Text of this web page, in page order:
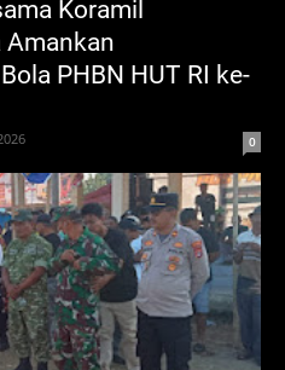
Koramil
PHBN HUT RI ke-
0